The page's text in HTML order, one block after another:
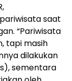
saat
“Pariwisata
tapi masih
dilakukan
sementara